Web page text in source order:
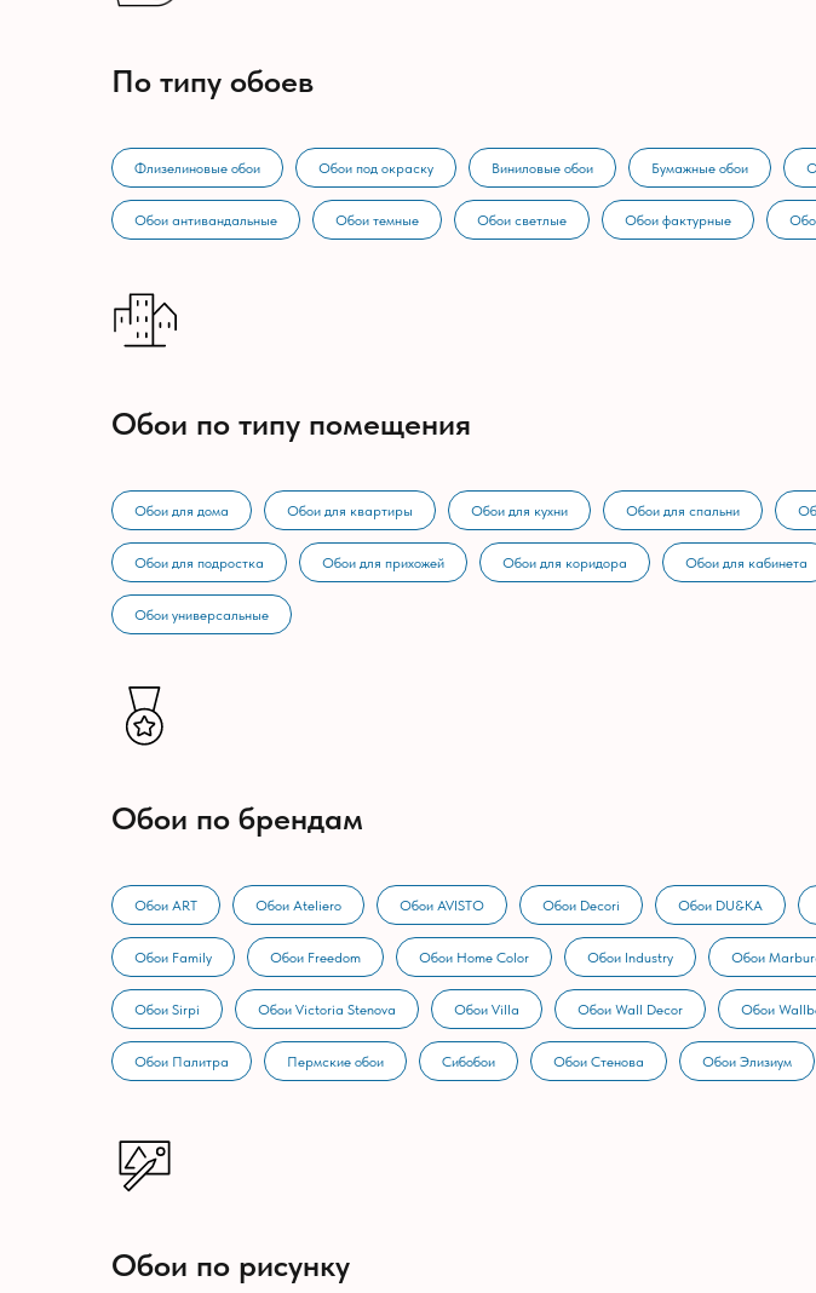
По типу обоев
Флизелиновые обои Обои под окраску Виниловые обои Бумажные обои
Обои антивандальные Обои темные Обои светлые Обои фактурные
Обои по типу помещения
Обои для дома Обои для квартиры Обои для кухни Обои для спальни
Обои для подростка Обои для прихожей Обои для коридора Обои для кабинета
Обои универсальные
Обои по брендам
Обои ART Обои Ateliero Обои AVISTO Обои Decori Обои DU&KA
Обои Family Обои Freedom Обои Home Color Обои Industry Обои
Обои Sirpi Обои Victoria Stenova Обои Villa Обои Wall Decor Обои
Обои Палитра Пермские обои Сибобои Обои Стенова Обои Элизиум
Обои по рисунку